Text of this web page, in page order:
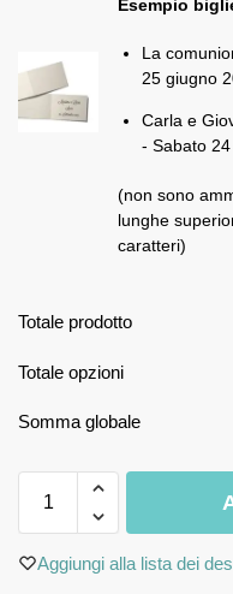
Esempio
La
25 giugno
Carla e
- Sabato
(non sono
lunghe
caratteri)
Totale prodotto
Totale opzioni
Somma globale
Aggiungi alla lista dei